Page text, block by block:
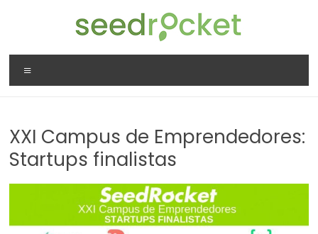
SeedRocket
La
que
nació
España
startups
XXI Campus de Emprendedores:
Startups finalistas